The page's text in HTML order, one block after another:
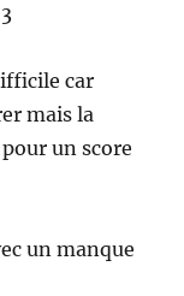
car
mais la
un score
un manque